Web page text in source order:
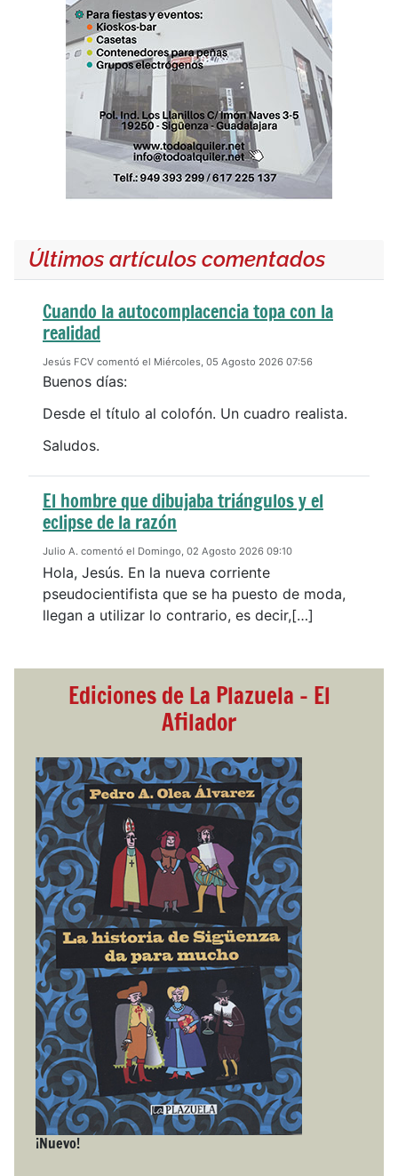
Últimos artículos comentados
Cuando la autocomplacencia topa con la
realidad
Jesús FCV comentó el Miércoles, 05 Agosto 2026 07:56
Buenos días:
Desde el título al colofón. Un cuadro realista.
Saludos.
El hombre que dibujaba triángulos y el
eclipse de la razón
Julio A. comentó el Domingo, 02 Agosto 2026 09:10
Hola, Jesús. En la nueva corriente
pseudocientifista que se ha puesto de moda,
llegan a utilizar lo contrario, es decir,[…]
Ediciones de La Plazuela - El
Afilador
¡Nuevo!